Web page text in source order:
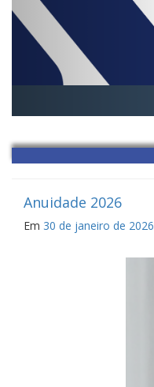
Anuidade 2026
Em 30 de janeiro de 2026